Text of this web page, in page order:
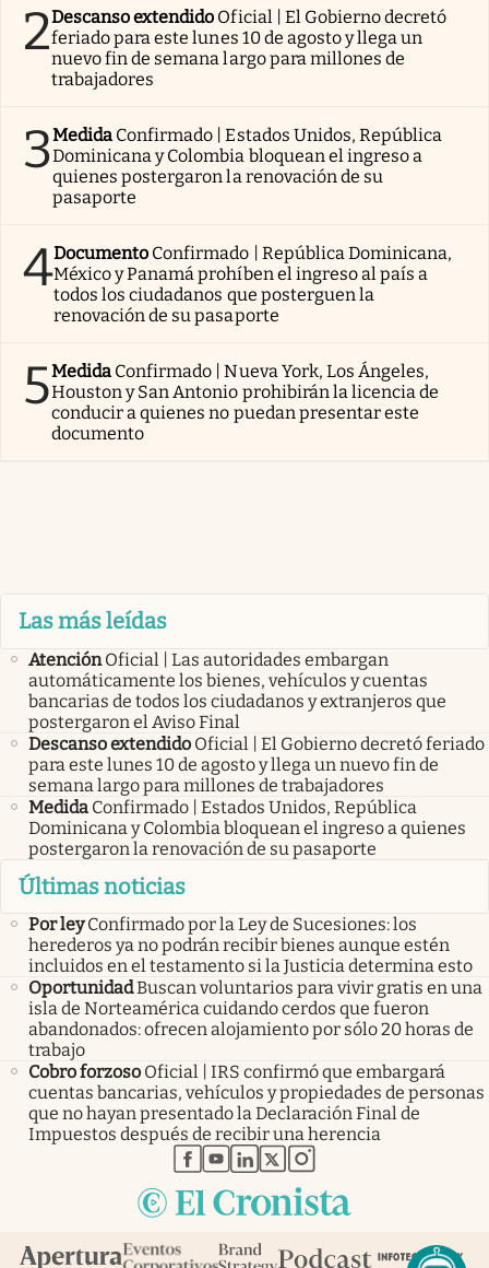
2Descanso extendido Oficial | El Gobierno decretó
feriado para este lunes 10 de agosto y llega un
nuevo fin de semana largo para millones de
trabajadores
3Medida Confirmado | Estados Unidos, República
Dominicana y Colombia bloquean el ingreso a
quienes postergaron la renovación de su
pasaporte
4Documento Confirmado | República Dominicana,
México y Panamá prohíben el ingreso al país a
todos los ciudadanos que posterguen la
renovación de su pasaporte
5Medida Confirmado | Nueva York, Los Ángeles,
Houston y San Antonio prohibirán la licencia de
conducir a quienes no puedan presentar este
documento
Las más leídas
Atención Oficial | Las autoridades embargan
automáticamente los bienes, vehículos y cuentas
bancarias de todos los ciudadanos y extranjeros que
postergaron el Aviso Final
Descanso extendido Oficial | El Gobierno decretó feriado
para este lunes 10 de agosto y llega un nuevo fin de
semana largo para millones de trabajadores
Medida Confirmado | Estados Unidos, República
Dominicana y Colombia bloquean el ingreso a quienes
postergaron la renovación de su pasaporte
Últimas noticias
Por ley Confirmado por la Ley de Sucesiones: los
herederos ya no podrán recibir bienes aunque estén
incluidos en el testamento si la Justicia determina esto
OportunidadBuscan voluntarios para vivir gratis en una
isla de Norteamérica cuidando cerdos que fueron
abandonados: ofrecen alojamiento por sólo 20 horas de
trabajo
Cobro forzoso Oficial | IRS confirmó que embargará
cuentas bancarias, vehículos y propiedades de personas
que no hayan presentado la Declaración Final de
Impuestos después de recibir una herencia
abre en nueva pestaña
abre en nueva pestaña
abre en nueva pestaña
abre en nueva pestaña
abre en nueva pestaña